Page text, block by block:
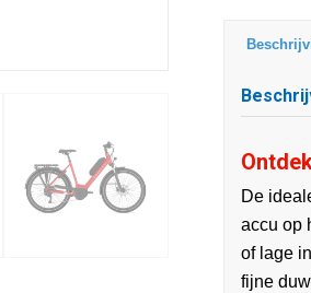
De
accu op
of lage
fijne